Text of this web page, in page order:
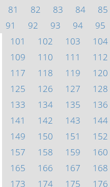
81
82 83 84 85
91
92 93 94 95
101
102 103 104
109
110 111 112
117
118 119 120
125
126 127 128
133
134 135 136
141
142 143 144
149
150 151 152
157
158 159 160
165
166 167 168
173
174 175 176